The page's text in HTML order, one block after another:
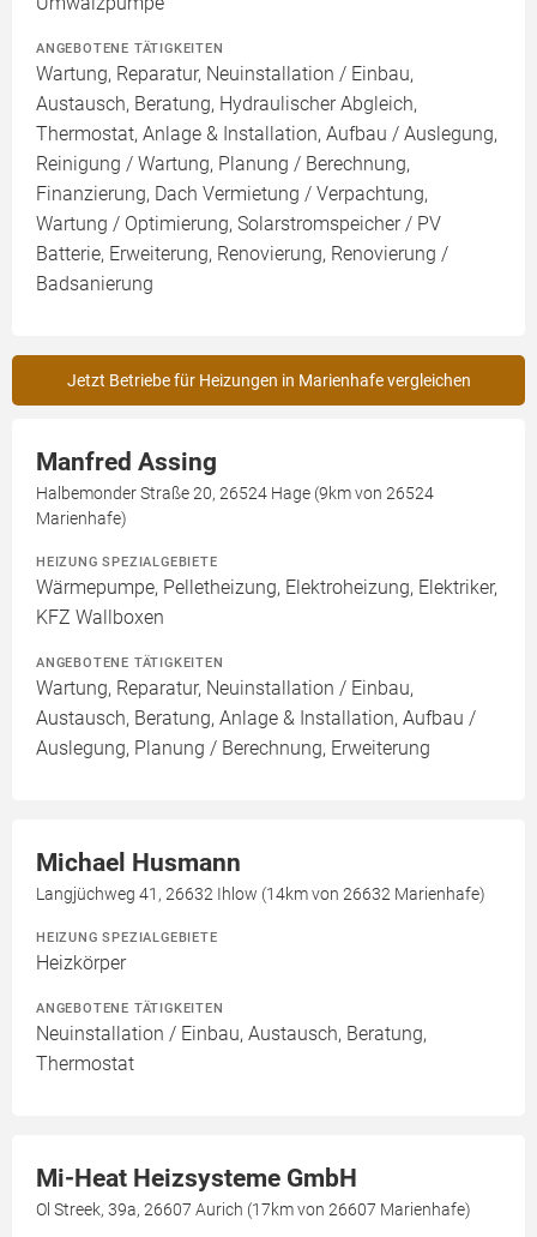
ANGEBOTENE TÄTIGKEITEN
Wartung, Reparatur, Neuinstallation / Einbau,
Austausch, Beratung, Hydraulischer Abgleich,
Thermostat, Anlage & Installation, Aufbau / Auslegung,
Reinigung / Wartung, Planung / Berechnung,
Finanzierung, Dach Vermietung / Verpachtung,
Wartung / Optimierung, Solarstromspeicher / PV
Batterie, Erweiterung, Renovierung, Renovierung /
Badsanierung
Jetzt Betriebe für Heizungen in Marienhafe vergleichen
Manfred Assing
Halbemonder Straße 20, 26524 Hage (9km von 26524
Marienhafe)
HEIZUNG SPEZIALGEBIETE
Wärmepumpe, Pelletheizung, Elektroheizung, Elektriker,
KFZ Wallboxen
ANGEBOTENE TÄTIGKEITEN
Wartung, Reparatur, Neuinstallation / Einbau,
Austausch, Beratung, Anlage & Installation, Aufbau /
Auslegung, Planung / Berechnung, Erweiterung
Michael Husmann
Langjüchweg 41, 26632 Ihlow (14km von 26632 Marienhafe)
HEIZUNG SPEZIALGEBIETE
Heizkörper
ANGEBOTENE TÄTIGKEITEN
Neuinstallation / Einbau, Austausch, Beratung,
Thermostat
Mi-Heat Heizsysteme GmbH
Ol Streek, 39a, 26607 Aurich (17km von 26607 Marienhafe)